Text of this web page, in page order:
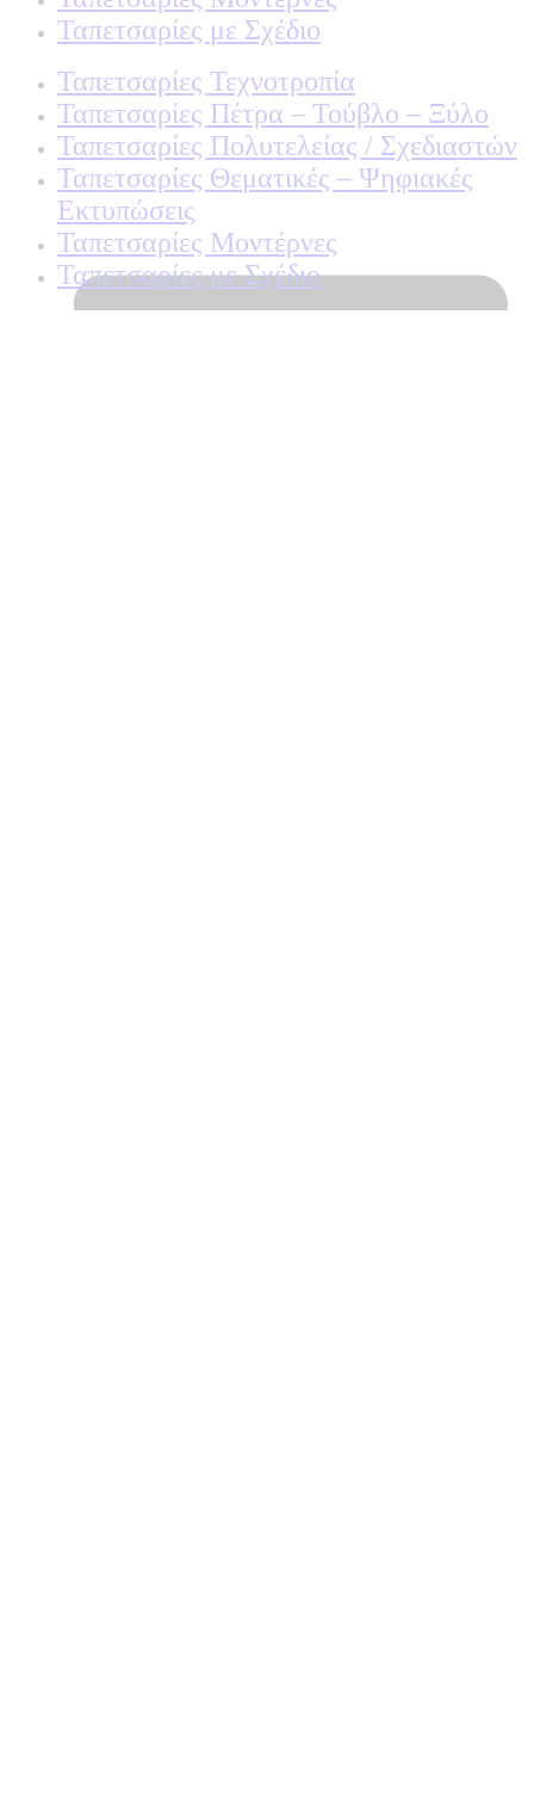
Ταπετσαρίες με Σχέδιο
Ταπετσαρίες Τεχνοτροπία
Ταπετσαρίες Πέτρα – Τούβλο – Ξύλο
Ταπετσαρίες Πολυτελείας / Σχεδιαστών
Ταπετσαρίες Θεματικές – Ψηφιακές
Εκτυπώσεις
Ταπετσαρίες Μοντέρνες
Ταπετσαρίες με Σχέδιο